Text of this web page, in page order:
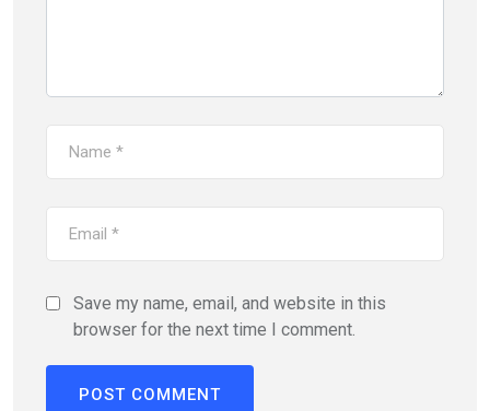
Save my name, email, and website in this
browser for the next time I comment.